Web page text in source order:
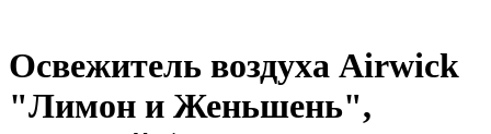
Освежитель воздуха Airwick
"Лимон и Женьшень",